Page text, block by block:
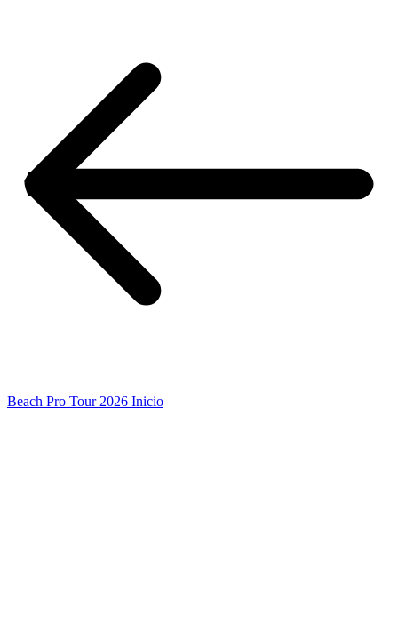
Beach Pro Tour 2026 Inicio